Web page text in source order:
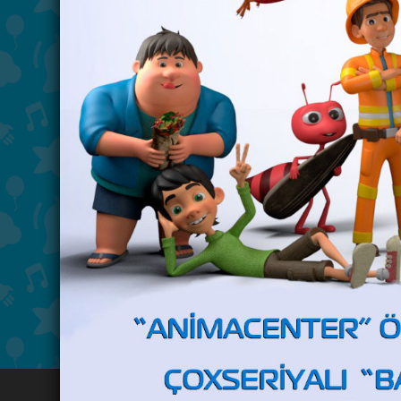
"Yaşıl ev" - 18 oktyabr